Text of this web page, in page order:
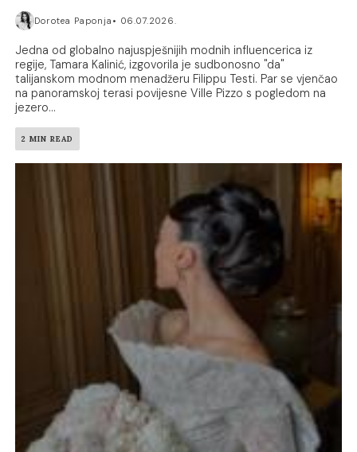
Dorotea Paponja 06.07.2026.
Jedna od globalno najuspješnijih modnih influencerica iz
regije, Tamara Kalinić, izgovorila je sudbonosno "da"
talijanskom modnom menadžeru Filippu Testi. Par se vjenčao
na panoramskoj terasi povijesne Ville Pizzo s pogledom na
jezero...
2 MIN READ